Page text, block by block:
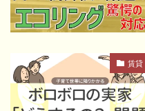
賃貸